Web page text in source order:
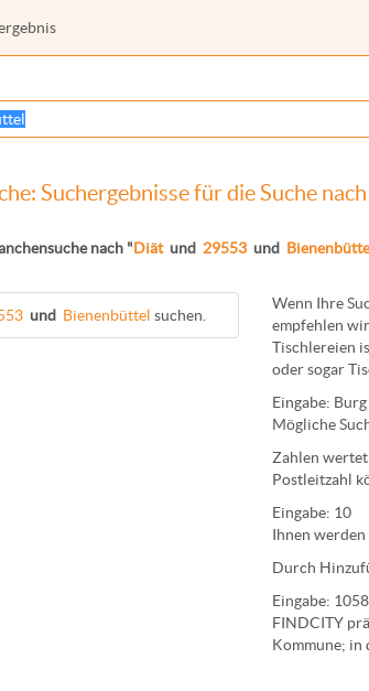
Suchergebnisse für die Suche
nach "Diät und 29553 und
und Bienenbüttel suchen.
Wenn Ihre
empfehlen
Tischlereien
oder sogar
Eingabe: Burg
Mögliche
Zahlen
Postleitzahl
Eingabe: 10
Ihnen werden
Durch
Eingabe:
FINDCITY
Kommune; in